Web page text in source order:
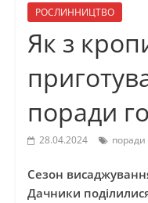
РОСЛИННИЦТВО
Як з
поради
28.04.2024
Сезон
Дачники